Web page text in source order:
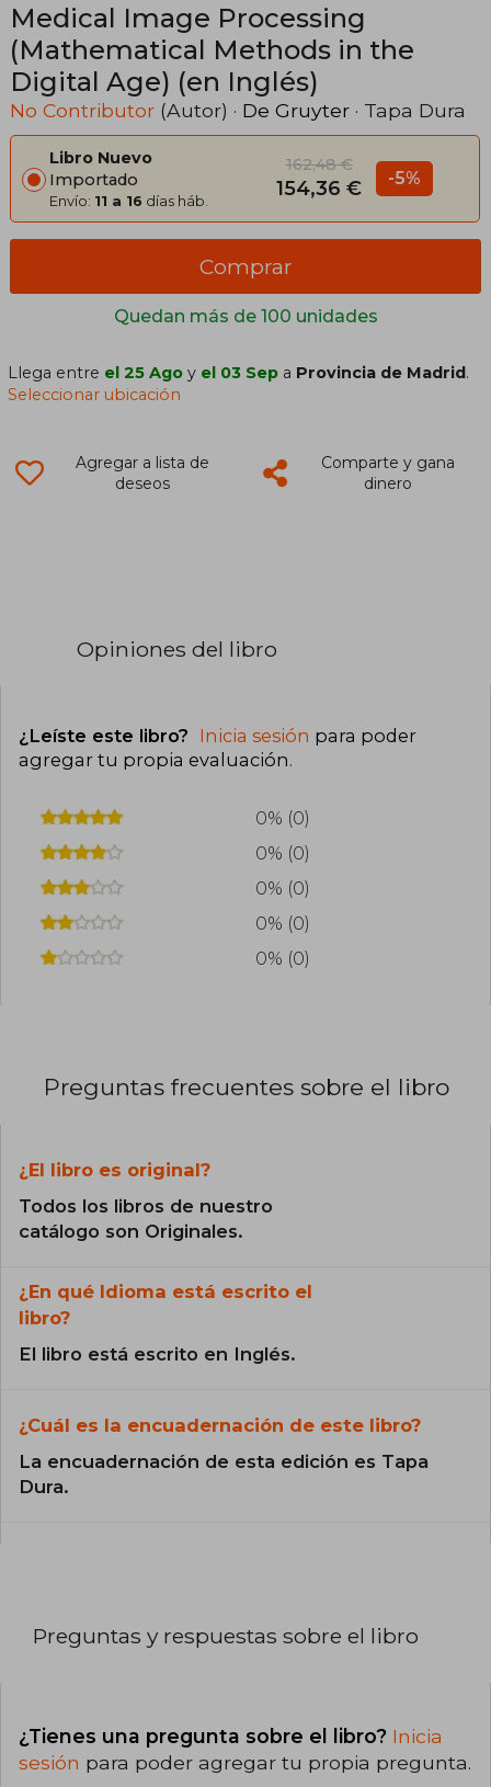
Medical Image Processing
(Mathematical Methods in the
Digital Age) (en Inglés)
No Contributor (Autor) · De Gruyter · Tapa Dura
Libro Nuevo
Importado
Envío: 11 a 16 días háb.
162,48 €
154,36 € -5%
Quedan más de 100 unidades
Comprar
Llega entre el 25 Ago y el 03 Sep a Provincia de Madrid.
Seleccionar ubicación
Agregar a lista de
deseos
Comparte y gana
dinero
Opiniones del libro
¿Leíste este libro? Inicia sesión para poder
agregar tu propia evaluación.
0% (0)
0% (0)
0% (0)
0% (0)
0% (0)
Preguntas frecuentes sobre el libro
¿El libro es original?
Todos los libros de nuestro
catálogo son Originales.
¿En qué Idioma está escrito el
libro?
El libro está escrito en Inglés.
¿Cuál es la encuadernación de este libro?
La encuadernación de esta edición es Tapa
Dura.
Preguntas y respuestas sobre el libro
¿Tienes una pregunta sobre el libro? Inicia
sesión para poder agregar tu propia pregunta.